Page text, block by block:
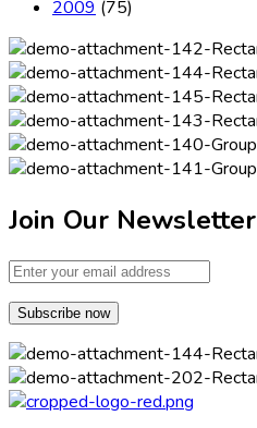
2009 (75)
Join Our Newsletter